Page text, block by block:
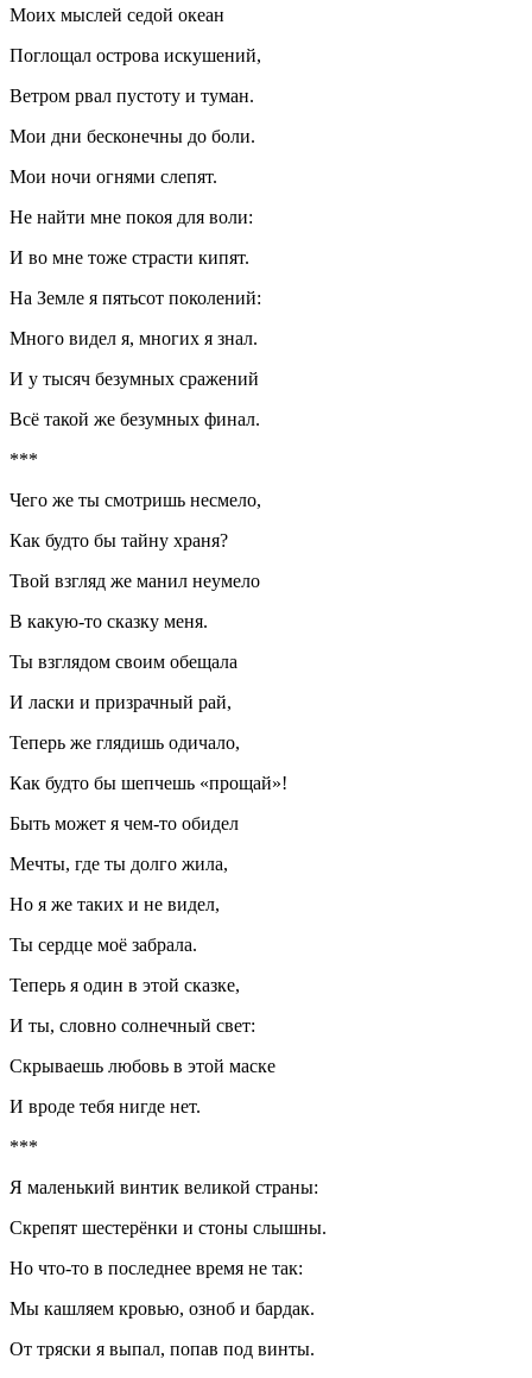
Моих мыслей седой океан
Поглощал острова искушений,
Ветром рвал пустоту и туман.
Мои дни бесконечны до боли.
Мои ночи огнями слепят.
Не найти мне покоя для воли:
И во мне тоже страсти кипят.
На Земле я пятьсот поколений:
Много видел я, многих я знал.
И у тысяч безумных сражений
Всё такой же безумных финал.
***
Чего же ты смотришь несмело,
Как будто бы тайну храня?
Твой взгляд же манил неумело
В какую-то сказку меня.
Ты взглядом своим обещала
И ласки и призрачный рай,
Теперь же глядишь одичало,
Как будто бы шепчешь «прощай»!
Быть может я чем-то обидел
Мечты, где ты долго жила,
Но я же таких и не видел,
Ты сердце моё забрала.
Теперь я один в этой сказке,
И ты, словно солнечный свет:
Скрываешь любовь в этой маске
И вроде тебя нигде нет.
***
Я маленький винтик великой страны:
Скрепят шестерёнки и стоны слышны.
Но что-то в последнее время не так:
Мы кашляем кровью, озноб и бардак.
От тряски я выпал, попав под винты.